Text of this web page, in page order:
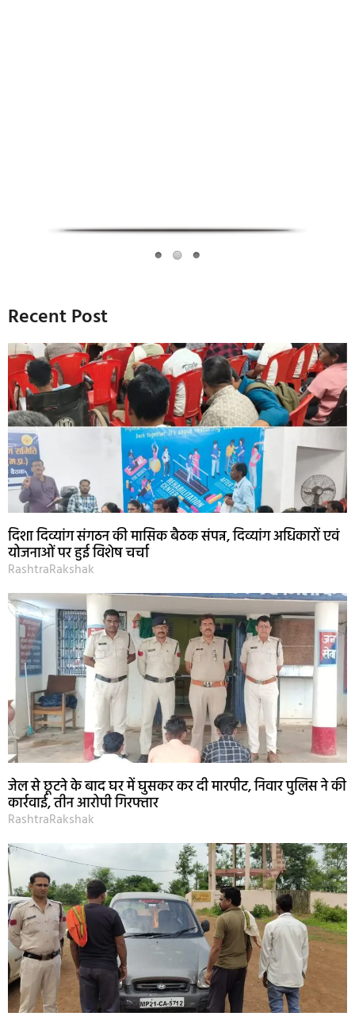
Recent Post
दिशा दिव्यांग संगठन की मासिक बैठक संपन्न, दिव्यांग अधिकारों एवं
योजनाओं पर हुई विशेष चर्चा
RashtraRakshak
जेल से छूटने के बाद घर में घुसकर कर दी मारपीट, निवार पुलिस ने की
कार्रवाई, तीन आरोपी गिरफ्तार
RashtraRakshak